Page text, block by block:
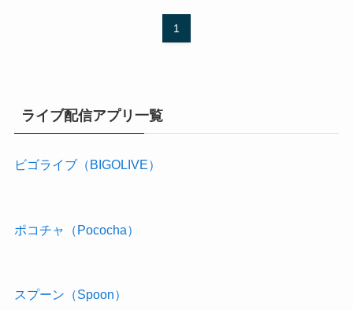
1
ライブ配信アプリ一覧
ビゴライブ（BIGOLIVE）
ポコチャ（Pococha）
スプーン（Spoon）